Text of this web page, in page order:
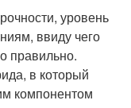
уровень
ввиду чего
правильно.
в который
компонентом